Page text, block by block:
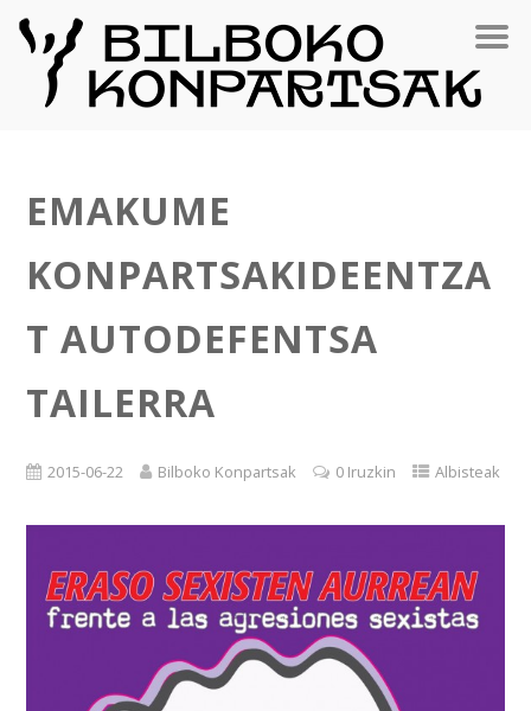
EMAKUME
KONPARTSAKIDEENTZA
T AUTODEFENTSA
TAILERRA
2015-06-22 Bilboko Konpartsak 0 Iruzkin Albisteak